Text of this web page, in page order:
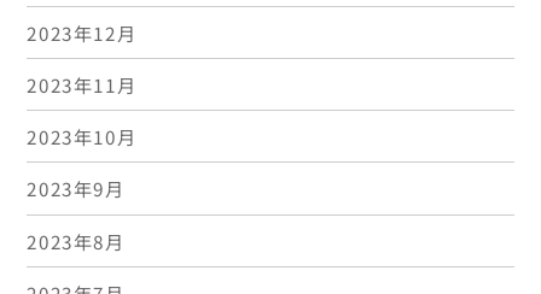
2023年12月
2023年11月
2023年10月
2023年9月
2023年8月